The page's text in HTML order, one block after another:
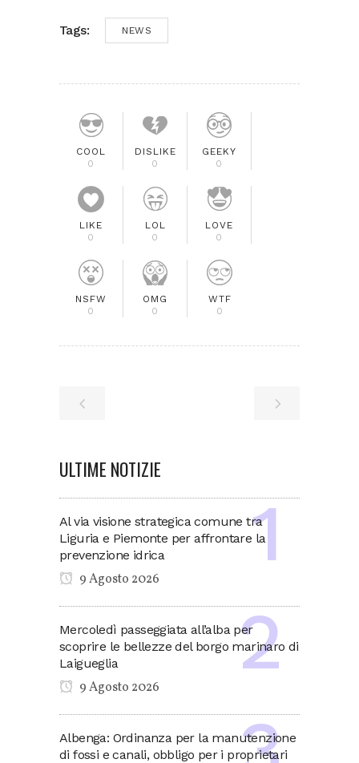
Tags: NEWS
COOL
0
DISLIKE
0
GEEKY
0
LIKE
0
LOL
0
LOVE
0
NSFW
0
OMG
0
WTF
0
ULTIME NOTIZIE
Al via visione strategica comune tra
Liguria e Piemonte per affrontare la
prevenzione idrica
9 Agosto 2026
Mercoledì passeggiata all’alba per
scoprire le bellezze del borgo marinaro di
Laigueglia
9 Agosto 2026
Albenga: Ordinanza per la manutenzione
di fossi e canali, obbligo per i proprietari